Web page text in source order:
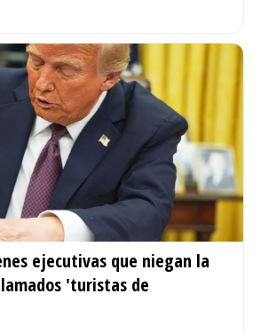
ejecutivas que niegan la
'turistas de